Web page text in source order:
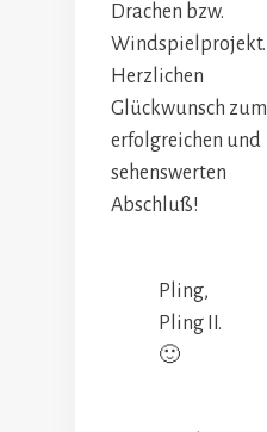
Drachen bzw.
Windspielprojekt.
Herzlichen
Glückwunsch zum
erfolgreichen und
sehenswerten
Abschluß!
Pling,
Pling II.
🙂